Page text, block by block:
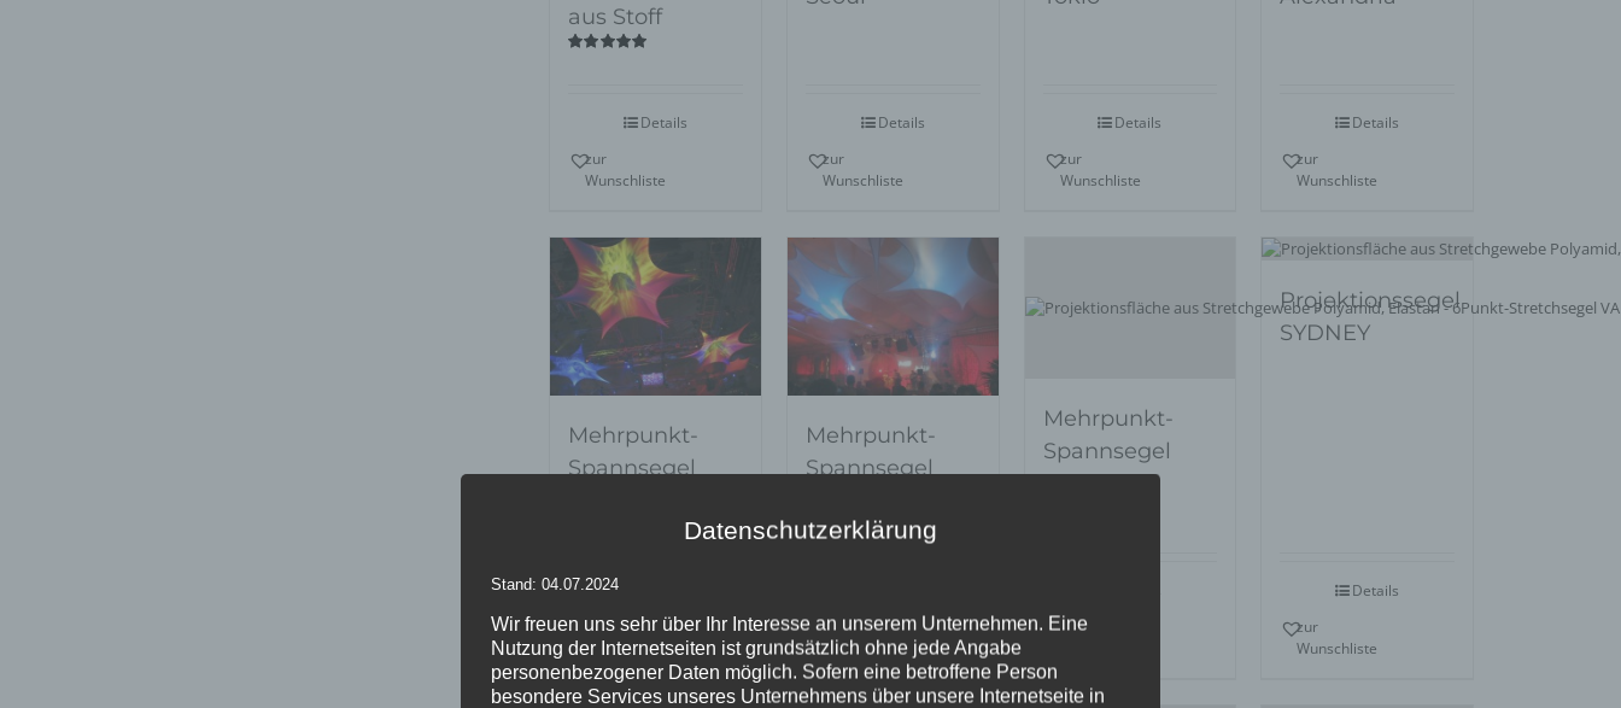
aus Stoff
Details
zur
Wunschliste
Details
zur
Wunschliste
Details
zur
Wunschliste
Details
zur
Wunschliste
Mehrpunkt-
Spannsegel
zur
Wunschliste
Mehrpunkt-
Spannsegel
zur
Wunschliste
Mehrpunkt-
Spannsegel
zur
Projektionssegel
SYDNEY
Details
zur
Wunschliste
Datenschutzerklärung
Stand: 04.07.2024
Wir freuen uns sehr über Ihr Interesse an unserem Unternehmen. Eine
Nutzung der Internetseiten ist grundsätzlich ohne jede Angabe
personenbezogener Daten möglich. Sofern eine betroffene Person
besondere Services unseres Unternehmens über unsere Internetseite in